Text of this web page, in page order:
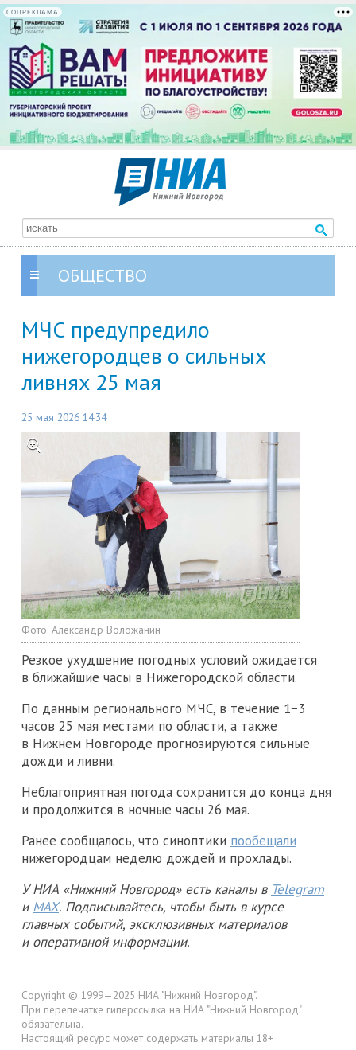
СОЦРЕКЛАМА
ОБЩЕСТВО
МЧС предупредило
нижегородцев о сильных
ливнях 25 мая
25 мая 2026 14:34
Фото: Александр Воложанин
Резкое ухудшение погодных условий ожидается
в ближайшие часы в Нижегородской области.
По данным регионального МЧС, в течение 1−3
часов 25 мая местами по области, а также
в Нижнем Новгороде прогнозируются сильные
дожди и ливни.
Неблагоприятная погода сохранится до конца дня
и продолжится в ночные часы 26 мая.
Ранее сообщалось, что синоптики пообещали
нижегородцам неделю дождей и прохлады.
У НИА «Нижний Новгород» есть каналы в Telegram
и MAX. Подписывайтесь, чтобы быть в курсе
главных событий, эксклюзивных материалов
и оперативной информации.
Copyright © 1999—2025 НИА "Нижний Новгород".
При перепечатке гиперссылка на НИА "Нижний Новгород"
обязательна.
Настоящий ресурс может содержать материалы 18+